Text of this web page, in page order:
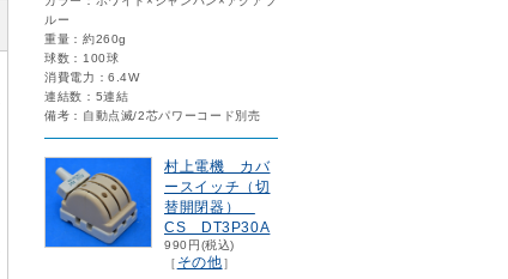
ルー
重量：約260g
球数：100球
消費電力：6.4W
連結数：5連結
備考：自動点滅/2芯パワーコード別売
村上電機 カバ
ースイッチ（切
替開閉器）
CS DT3P30A
990円(税込)
［ その他］